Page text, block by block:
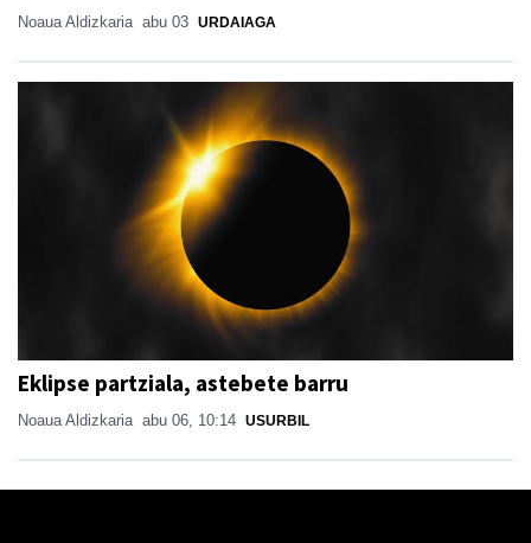
Noaua Aldizkaria abu 03 URDAIAGA
Eklipse partziala, astebete barru
Noaua Aldizkaria abu 06, 10:14 USURBIL